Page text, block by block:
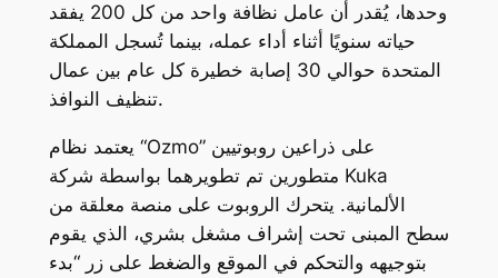
وحدها، يُقدر أن عامل نظافة واحد من كل 200 يفقد
حياته سنويًا أثناء أداء عمله، بينما تُسجل المملكة
المتحدة حوالي 30 إصابة خطيرة كل عام بين عمال
تنظيف النوافذ.
يعتمد نظام “Ozmo” على ذراعين روبوتيين
متطورين تم تطويرهما بواسطة شركة Kuka
الألمانية. يتحرك الروبوت على منصة معلقة من
سطح المبنى تحت إشراف مشغل بشري، الذي يقوم
بتوجيهه والتحكم في الموقع والضغط على زر “بدء